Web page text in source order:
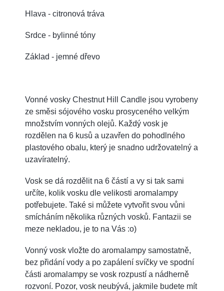
Hlava - citronová tráva
Srdce - bylinné tóny
Základ - jemné dřevo
Vonné vosky Chestnut Hill Candle jsou vyrobeny
ze směsi sójového vosku prosyceného velkým
množstvím vonných olejů. Každý vosk je
rozdělen na 6 kusů a uzavřen do pohodlného
plastového obalu, který je snadno udržovatelný a
uzavíratelný.
Vosk se dá rozdělit na 6 částí a vy si tak sami
určíte, kolik vosku dle velikosti aromalampy
potřebujete. Také si můžete vytvořit svou vůni
smícháním několika různých vosků. Fantazii se
meze nekladou, je to na Vás :o)
Vonný vosk vložte do aromalampy samostatně,
bez přidání vody a po zapálení svíčky ve spodní
části aromalampy se vosk rozpustí a nádherně
rozvoní. Pozor, vosk neubývá, jakmile budete mít